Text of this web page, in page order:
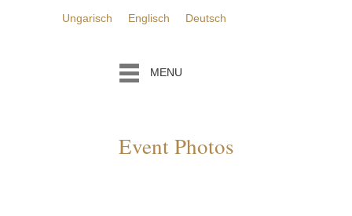
Ungarisch Englisch Deutsch
MENU
Event Photos